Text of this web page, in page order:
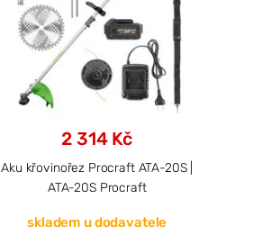
2 314 Kč
Aku křovinořez Procraft ATA-20S |
ATA-20S Procraft
skladem u dodavatele